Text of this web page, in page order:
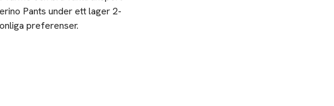
Pants under ett lager 2-
preferenser.